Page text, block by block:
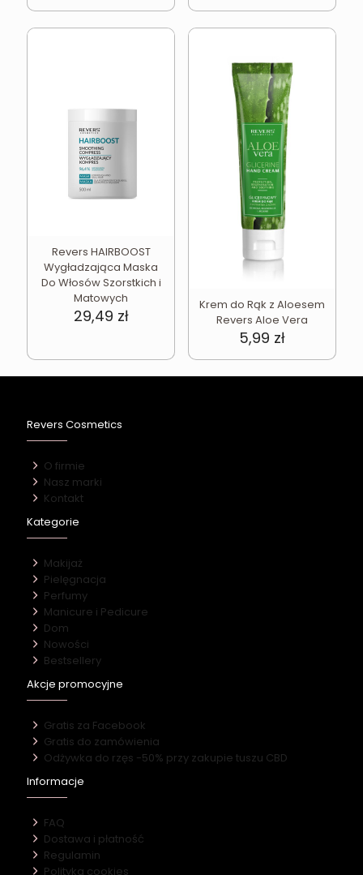
Revers HAIRBOOST
Wygładzająca Maska
Do Włosów Szorstkich i
Matowych
29,49 zł
Krem do Rąk z Aloesem
Revers Aloe Vera
5,99 zł
Revers Cosmetics
O firmie
Nasz marki
Kontakt
Kategorie
Makijaż
Pielęgnacja
Perfumy
Manicure i Pedicure
Dom
Nowości
Bestsellery
Akcje promocyjne
Gratis za Facebook
Gratis do zamówienia
Odżywka do rzęs -50% przy zakupie tuszu CBD
Informacje
FAQ
Dostawa i płatność
Regulamin
Polityka cookies